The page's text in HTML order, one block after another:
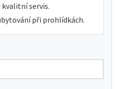
kvalitní servis.
při prohlídkách.